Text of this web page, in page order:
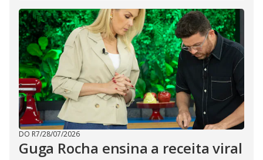
DO R7/28/07/2026
Guga Rocha ensina a receita viral